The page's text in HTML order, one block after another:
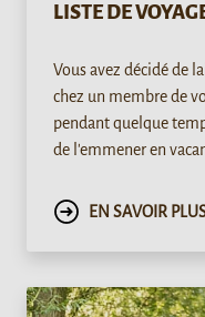
LISTE DE
Vous avez décidé de
chez un membre de
pendant quelque
de l'emmener en
EN SAVOIR